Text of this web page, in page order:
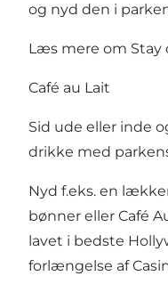
og nyd den i
Læs mere om Stay
Café au Lait
Sid ude eller inde
drikke med
Nyd f.eks. en
bønner eller Café
lavet i bedste
forlængelse af